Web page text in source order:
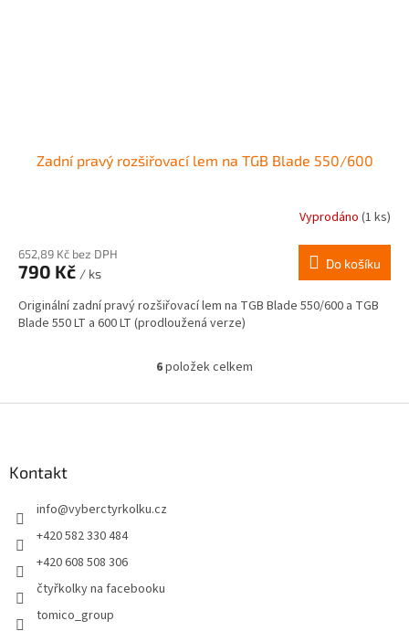
Zadní pravý rozšiřovací lem na TGB Blade 550/600
Vyprodáno (1 ks)
652,89 Kč bez DPH
790 Kč / ks
Do košíku
Originální zadní pravý rozšiřovací lem na TGB Blade 550/600 a TGB
Blade 550 LT a 600 LT (prodloužená verze)
O
l
6položek celkem
Kontakt
info@vyberctyrkolku.cz
+420 582 330 484
+420 608 508 306
čtyřkolky na facebooku
tomico_group